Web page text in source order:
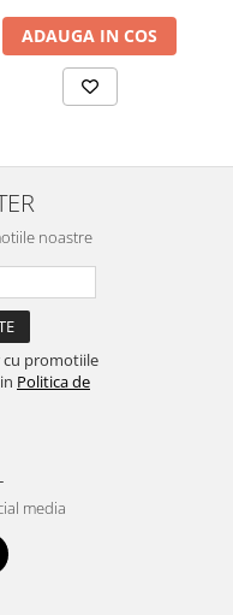
ADAUGA IN COS
noastre
cu promotiile
Politica de
media